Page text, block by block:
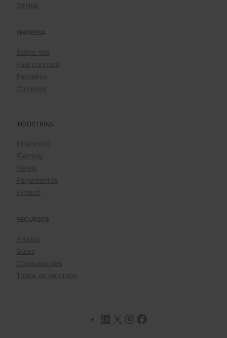
GitHub
EMPRESA
Sobre nós
Fale conosco
Parceiros
Carreiras
INDÚSTRIAS
Financeiro
iGaming
Varejo
Pagamentos
Fintech
RECURSOS
Artigos
Guias
Comparações
Todos os recursos